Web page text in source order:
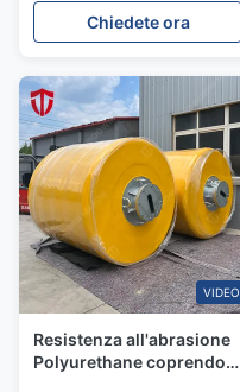
Boa di ormeggio a punto
singolo personalizzata
Chiedete ora
VIDEO
Resistenza all'abrasione
Polyurethane coprendo